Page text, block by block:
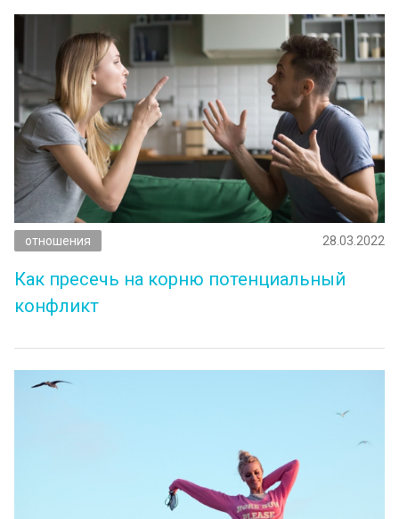
отношения 28.03.2022
Как пресечь на корню потенциальный
конфликт